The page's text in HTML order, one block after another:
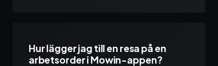
Hur lägger jag till en resa på en
arbetsorder i Mowin-appen?